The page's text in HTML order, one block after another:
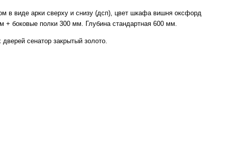
в виде арки сверху и снизу (дсп), цвет шкафа вишня оксфорд
боковые полки 300 мм. Глубина стандартная 600 мм.
сенатор закрытый золото.